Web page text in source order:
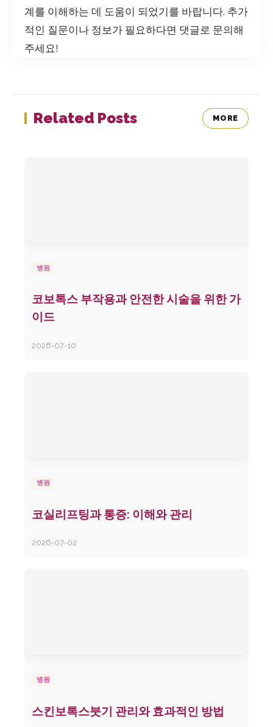
계를 이해하는 데 도움이 되었기를 바랍니다. 추가
적인 질문이나 정보가 필요하다면 댓글로 문의해
주세요!
Related Posts MORE
병원
코보톡스 부작용과 안전한 시술을 위한 가
이드
2026-07-10
병원
코실리프팅과 통증: 이해와 관리
2026-07-02
병원
스킨보톡스붓기 관리와 효과적인 방법